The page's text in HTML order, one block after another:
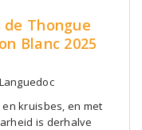
Thongue
Blanc 2025
kruisbes, en met
is derhalve